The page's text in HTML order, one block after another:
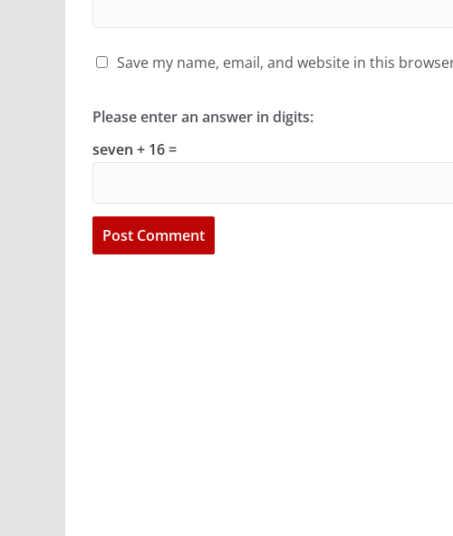
Save my name, email, and website in this
Please enter an answer in digits:
seven + 16 =